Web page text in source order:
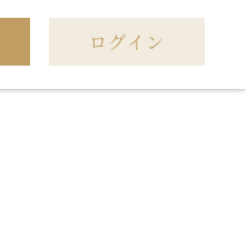
ログイン